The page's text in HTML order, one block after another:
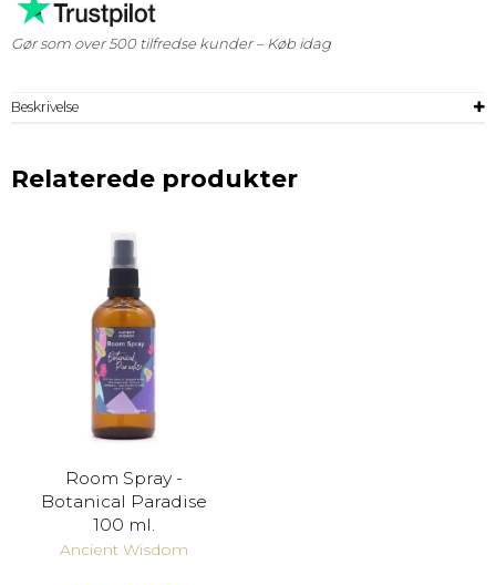
Gør som over 500 tilfredse kunder – Køb idag
Beskrivelse
Relaterede produkter
Room Spray -
Botanical Paradise
100 ml.
Ancient Wisdom